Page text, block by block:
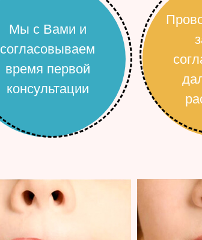
Мы с Вами и
согласовываем
время первой
консультации